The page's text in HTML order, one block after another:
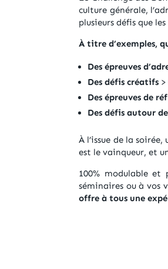
culture générale,
plusieurs défis que
À titre d’exemples,
Des épreuves
Des défis créatifs
Des épreuves de
Des défis autour
À l’issue de la
est le vainqueur, et
100% modulable et
séminaires ou à vos
offre à tous une